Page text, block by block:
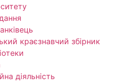
краєзнавчий збірник
діяльність